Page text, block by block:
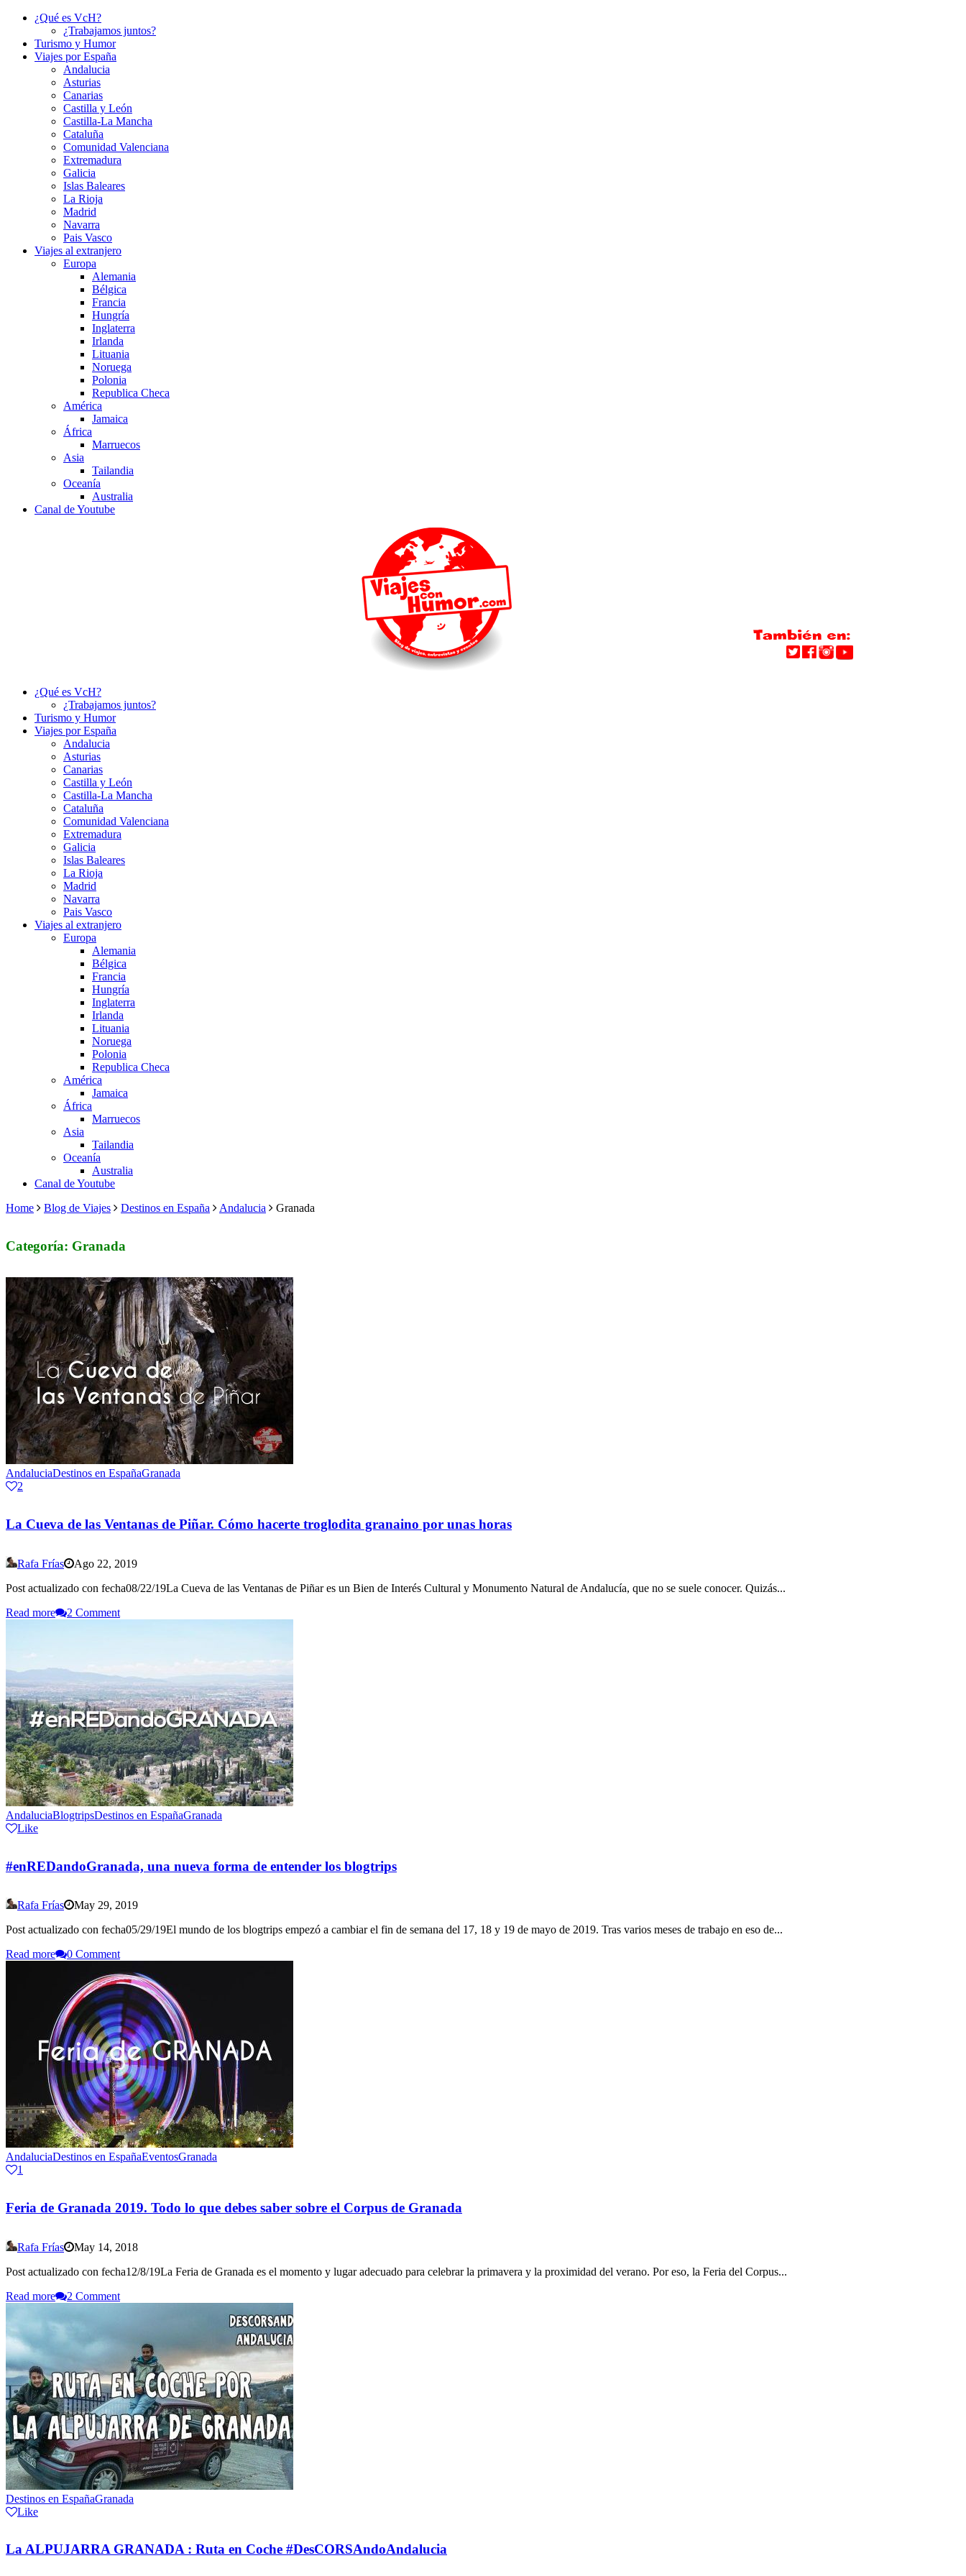
¿Qué es VcH?
¿Trabajamos juntos?
Turismo y Humor
Viajes por España
Andalucia
Asturias
Canarias
Castilla y León
Castilla-La Mancha
Cataluña
Comunidad Valenciana
Extremadura
Galicia
Islas Baleares
La Rioja
Madrid
Navarra
Pais Vasco
Viajes al extranjero
Europa
Alemania
Bélgica
Francia
Hungría
Inglaterra
Irlanda
Lituania
Noruega
Polonia
Republica Checa
América
Jamaica
África
Marruecos
Asia
Tailandia
Oceanía
Australia
Canal de Youtube
¿Qué es VcH?
¿Trabajamos juntos?
Turismo y Humor
Viajes por España
Andalucia
Asturias
Canarias
Castilla y León
Castilla-La Mancha
Cataluña
Comunidad Valenciana
Extremadura
Galicia
Islas Baleares
La Rioja
Madrid
Navarra
Pais Vasco
Viajes al extranjero
Europa
Alemania
Bélgica
Francia
Hungría
Inglaterra
Irlanda
Lituania
Noruega
Polonia
Republica Checa
América
Jamaica
África
Marruecos
Asia
Tailandia
Oceanía
Australia
Canal de Youtube
Home
Blog de Viajes Destinos en España Andalucia Granada
Categoría: Granada
AndaluciaDestinos en EspañaGranada
2
La Cueva de las Ventanas de Piñar. Cómo hacerte troglodita granaino por unas horas
Rafa Frías
Ago 22, 2019
Post actualizado con fecha08/22/19La Cueva de las Ventanas de Piñar es un Bien de Interés Cultural y Monumento Natural de Andalucía, que no se suele conocer. Quizás...
Read more
2 Comment
AndaluciaBlogtripsDestinos en EspañaGranada
Like
#enREDandoGranada, una nueva forma de entender los blogtrips
Rafa Frías
May 29, 2019
Post actualizado con fecha05/29/19El mundo de los blogtrips empezó a cambiar el fin de semana del 17, 18 y 19 de mayo de 2019. Tras varios meses de trabajo en eso de...
Read more
0 Comment
AndaluciaDestinos en EspañaEventosGranada
1
Feria de Granada 2019. Todo lo que debes saber sobre el Corpus de Granada
Rafa Frías
May 14, 2018
Post actualizado con fecha12/8/19La Feria de Granada es el momento y lugar adecuado para celebrar la primavera y la proximidad del verano. Por eso, la Feria del Corpus...
Read more
2 Comment
Destinos en EspañaGranada
Like
La ALPUJARRA GRANADA : Ruta en Coche #DesCORSAndoAndalucia